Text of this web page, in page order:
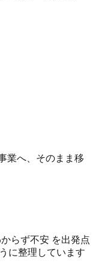
業へ、そのまま移
らず不安 を出発点
に整理しています